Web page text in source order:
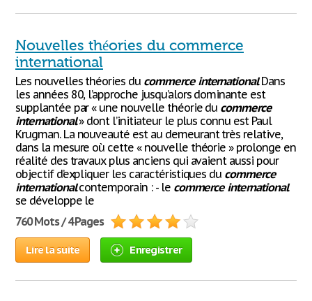
Nouvelles théories du commerce
international
Les nouvelles théories du commerce internationalDans
les années 80, l’approche jusqu’alors dominante est
supplantée par « une nouvelle théorie du commerce
international» dont l’initiateur le plus connu est Paul
Krugman. La nouveauté est au demeurant très relative,
dans la mesure où cette « nouvelle théorie » prolonge en
réalité des travaux plus anciens qui avaient aussi pour
objectif d’expliquer les caractéristiques du commerce
internationalcontemporain : - le commerce international
se développe le
760 Mots / 4 Pages
Lire la suite Enregistrer